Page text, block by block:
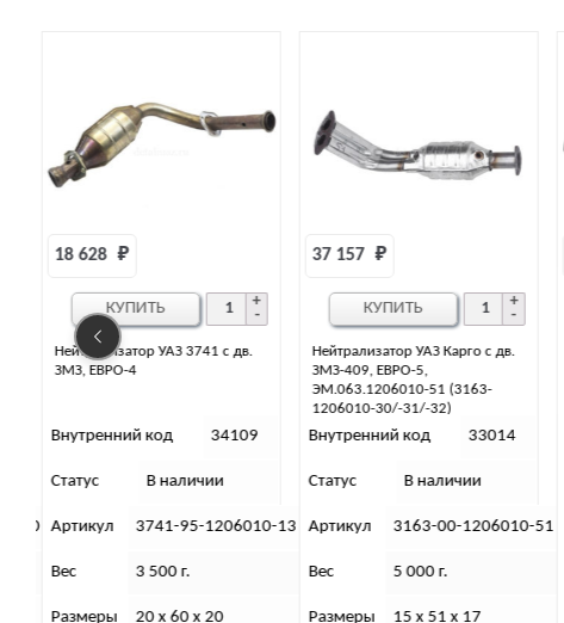
13
Нейтрализатор УАЗ Карго с дв.
ЗМЗ-409, ЕВРО-5,
37 157 ₽
Внутренний код 33014
Статус В наличии
Артикул 3163-00-1206010-51
Вес 5 000 г.
Размеры 15 х 51 х 17
КУПИТЬ
Нейтрализатор УАЗ 3741 с
приемной трубой дв. УМЗ-4213,
ЕВРО-3
19 165 ₽
Внутренний код 34104
Статус В наличии
Артикул 3741-94-1206010-00
Вес 5 000 г.
Размеры 35 х 90 х 35
КУПИТЬ